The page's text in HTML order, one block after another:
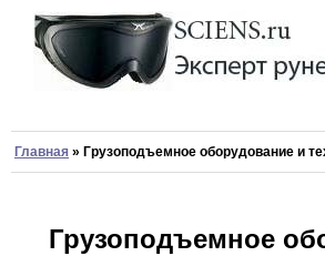
Главная » Грузоподъемное оборудование и
Грузоподъемное